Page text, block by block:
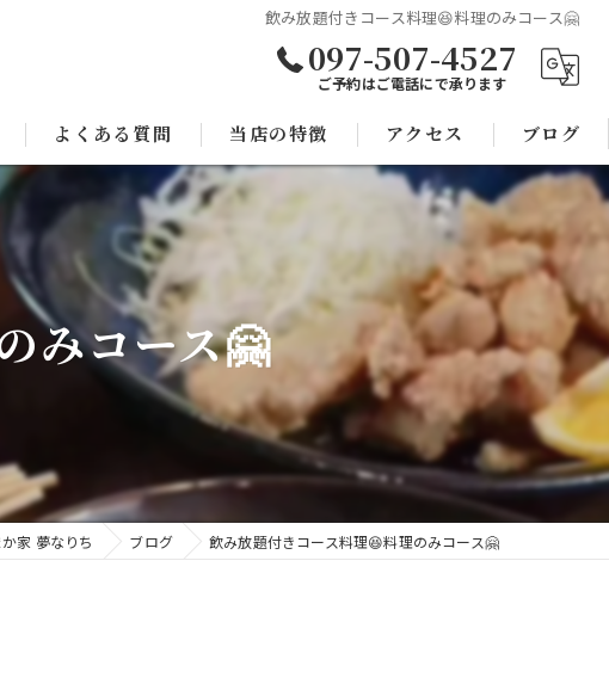
飲み放題付きコース料理😆料理のみコース🤗
097-507-4527
ご予約はご電話にで承ります
よくある質問 当店の特徴
子連れ
スポーツ観戦
モツ鍋
アクセス ブログ
みコース🤗
家 夢なりち ブログ 飲み放題付きコース料理😆料理のみコース🤗